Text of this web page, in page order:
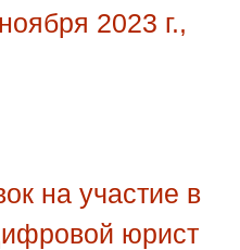
2023 г.,
на участие в
юрист